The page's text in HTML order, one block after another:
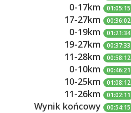
0-17km 01:05:15
17-27km 00:36:02
0-19km 01:21:34
19-27km 00:37:33
11-28km 00:58:12
0-10km 00:46:21
10-25km 01:08:12
11-26km 01:02:11
Wynik końcowy 00:54:15